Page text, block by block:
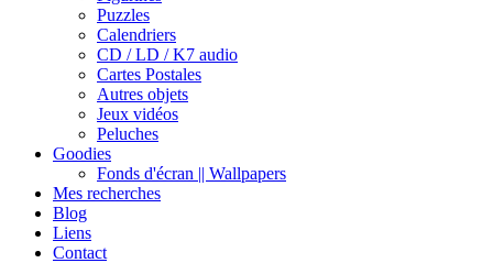
Puzzles
Calendriers
CD / LD / K7 audio
Cartes Postales
Autres objets
Jeux vidéos
Peluches
Goodies
Fonds d'écran || Wallpapers
Mes recherches
Blog
Liens
Contact